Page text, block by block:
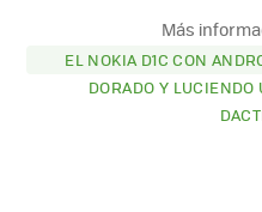
Más
EL NOKIA D1C CON
DORADO Y